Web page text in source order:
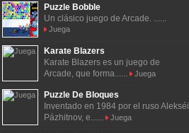
Puzzle Bobble
Un clásico juego de Arcade. ......
Juega
Karate Blazers
Karate Blazers es un juego de
Arcade, que forma......
Juega
Puzzle De Bloques
Inventado en 1984 por el ruso Alekséi
Pázhitnov, e......
Juega